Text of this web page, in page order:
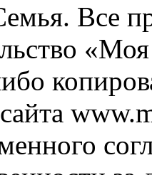
Все